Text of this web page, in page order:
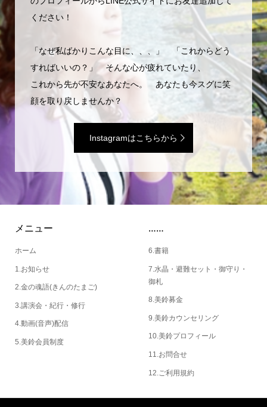
ください！
「なぜ私ばかりこんな目に、、、」 「これからどう
すればいいの？」 そんな心が疲れていたり、
これから先が不安なあなたへ。 あなたも今スグに笑
顔を取り戻しませんか？
Instagramはこちらから
メニュー
ホーム
1.お知らせ
2.金の魂語(きんのたまご)
3.講演会・紀行・修行
4.動画(音声)配信
5.美鈴会員制度
……
6.書籍
7.水晶・避難セット・御守り・
御札
8.美鈴募金
9.美鈴カウンセリング
10.美鈴プロフィール
11.お問合せ
12.ご利用規約